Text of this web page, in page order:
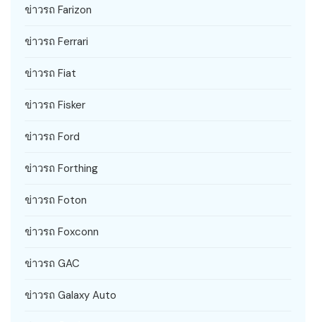
ข่าวรถ Farizon
ข่าวรถ Ferrari
ข่าวรถ Fiat
ข่าวรถ Fisker
ข่าวรถ Ford
ข่าวรถ Forthing
ข่าวรถ Foton
ข่าวรถ Foxconn
ข่าวรถ GAC
ข่าวรถ Galaxy Auto